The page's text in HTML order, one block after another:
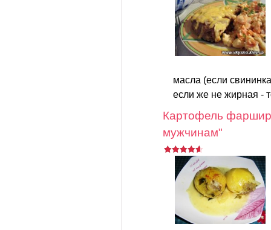
масла (если
если же не жирная -
Картофель
мужчинам"